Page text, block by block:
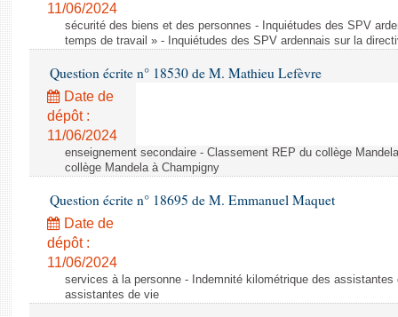
11/06/2024
sécurité des biens et des personnes - Inquiétudes des SPV
temps de travail » - Inquiétudes des SPV ardennais sur la
Question écrite n° 18530 de M. Mathieu Lefèvre
Date de
dépôt :
11/06/2024
enseignement secondaire - Classement REP du collège
collège Mandela à Champigny
Question écrite n° 18695 de M. Emmanuel Maquet
Date de
dépôt :
11/06/2024
services à la personne - Indemnité kilométrique des
assistantes de vie